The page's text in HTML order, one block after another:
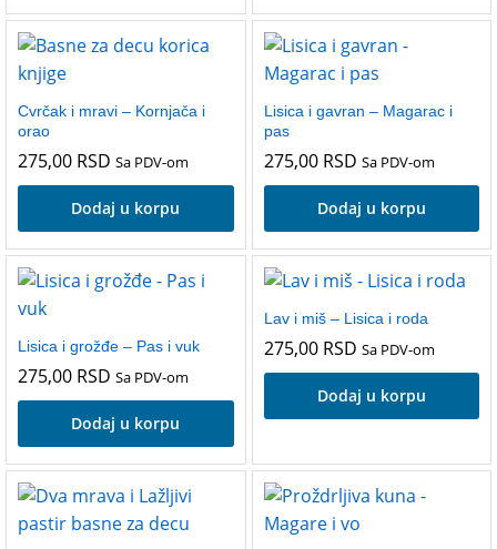
Cvrčak i mravi – Kornjača i
orao
275,00 RSD Sa PDV-om
Dodaj u korpu
Lisica i gavran – Magarac i
pas
275,00 RSD Sa PDV-om
Dodaj u korpu
Lisica i grožđe – Pas i vuk
275,00 RSD Sa PDV-om
Dodaj u korpu
Lav i miš – Lisica i roda
275,00 RSD Sa PDV-om
Dodaj u korpu